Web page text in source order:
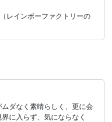
レインボーファクトリーの
ダなく素晴らしく、更に会
に入らず、気にならなく